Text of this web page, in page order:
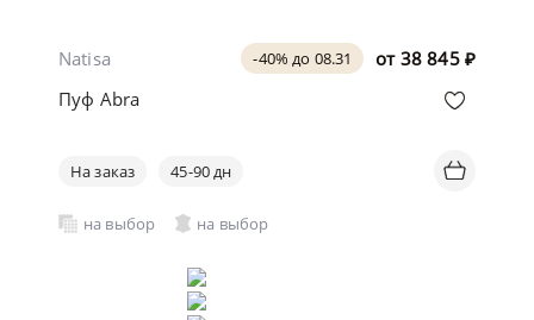
от 38 845 ₽
-40% до 08.31
Natisa
Пуф Abra
На заказ 45-90 дн
на выбор на выбор